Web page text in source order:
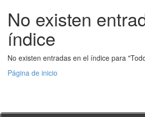
No existen
índice
No existen entradas en el índice para
Página de inicio